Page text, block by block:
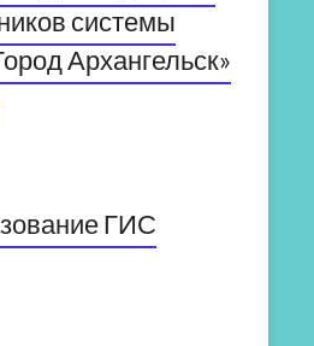
системы
Архангельск»
ГИС